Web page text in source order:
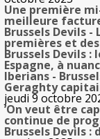
Une première
meilleure
Brussels Devils -
premières et
Brussels Devils
Espagne, à
Iberians -
Geraghty
jeudi 9 octobre
’On veut être
continue de
Brussels Devils :